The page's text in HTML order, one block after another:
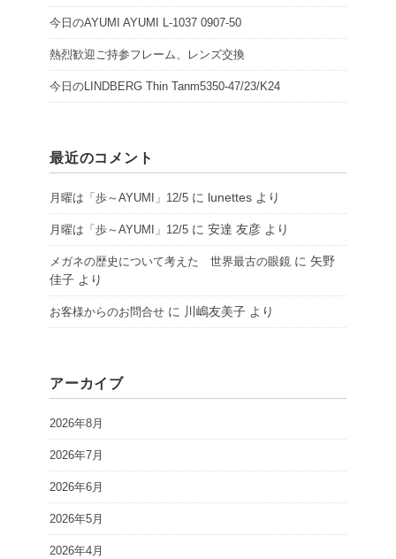
今日のAYUMI AYUMI L-1037 0907-50
熱烈歓迎ご持参フレーム、レンズ交換
今日のLINDBERG Thin Tanm5350-47/23/K24
最近のコメント
月曜は「歩～AYUMI」12/5 に lunettes より
月曜は「歩～AYUMI」12/5 に 安達 友彦 より
メガネの歴史について考えた 世界最古の眼鏡 に 矢野
佳子 より
お客様からのお問合せ に 川嶋友美子 より
アーカイブ
2026年8月
2026年7月
2026年6月
2026年5月
2026年4月